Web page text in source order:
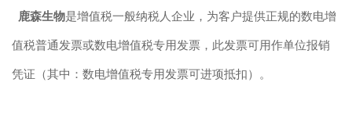
鹿森生物是增值税一般纳税人企业，为客户提供正规的数电增
值税普通发票或数电增值税专用发票，此发票可用作单位报销
凭证（其中： 数电增值税专用发票可进项抵扣）。